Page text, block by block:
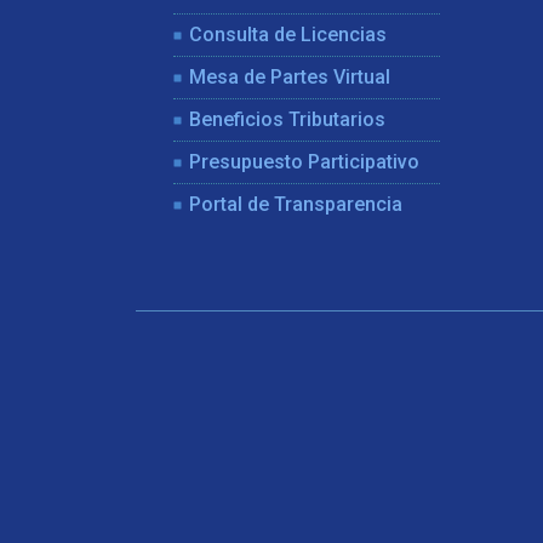
Consulta de Licencias
Mesa de Partes Virtual
Beneficios Tributarios
Presupuesto Participativo
Portal de Transparencia